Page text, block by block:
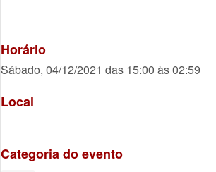
Horário
Sábado, 04/12/2021 das 15:00 às 02:59
Local
Categoria do evento